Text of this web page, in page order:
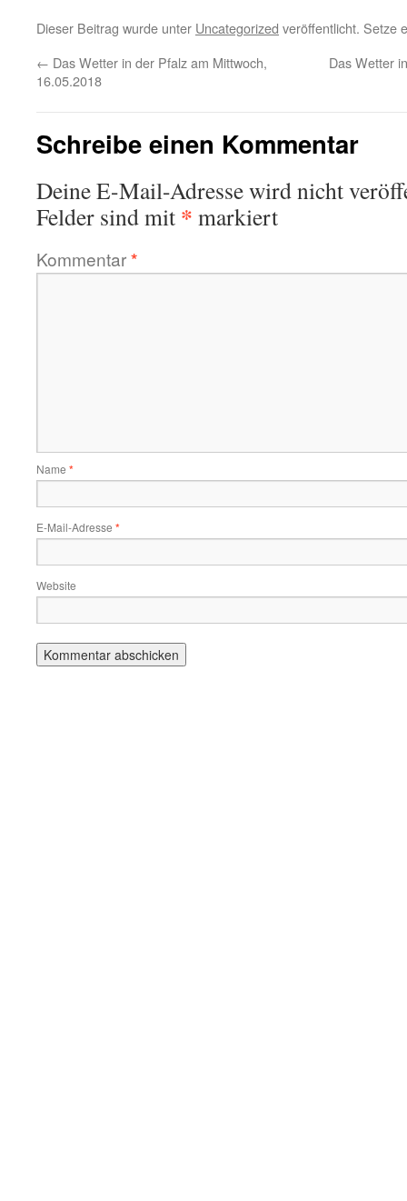
Dieser Beitrag wurde unter Uncategorized veröffentlicht. Setze
← Das Wetter in der Pfalz am Mittwoch,
16.05.2018
Das Wetter
Schreibe einen Kommentar
Deine E-Mail-Adresse wird nicht
Felder sind mit * markiert
Kommentar*
Name *
E-Mail-Adresse *
Website